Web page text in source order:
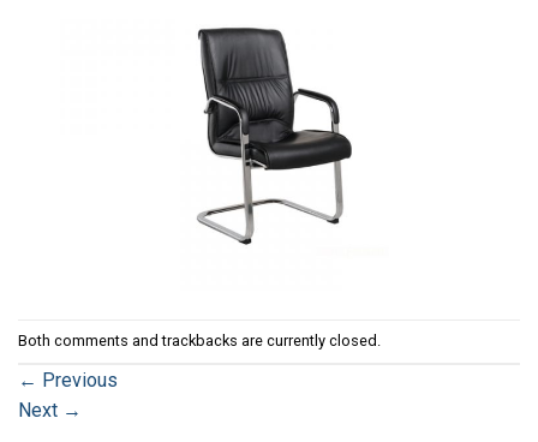
Both comments and trackbacks are currently closed.
← Previous
Next →